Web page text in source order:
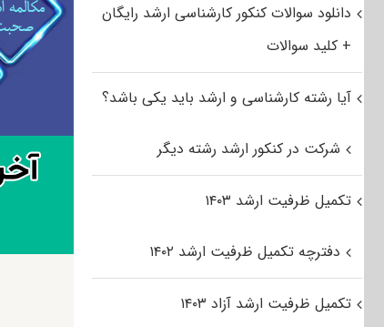
دانلود سوالات کنکور کارشناسی ارشد رایگان
+ کلید سوالات
آیا رشته کارشناسی و ارشد باید یکی باشد؟
شرکت در کنکور ارشد رشته دیگر
تکمیل ظرفیت ارشد ۱۴۰۳
دفترچه تکمیل ظرفیت ارشد ۱۴۰۲
تکمیل ظرفیت ارشد آزاد ۱۴۰۳